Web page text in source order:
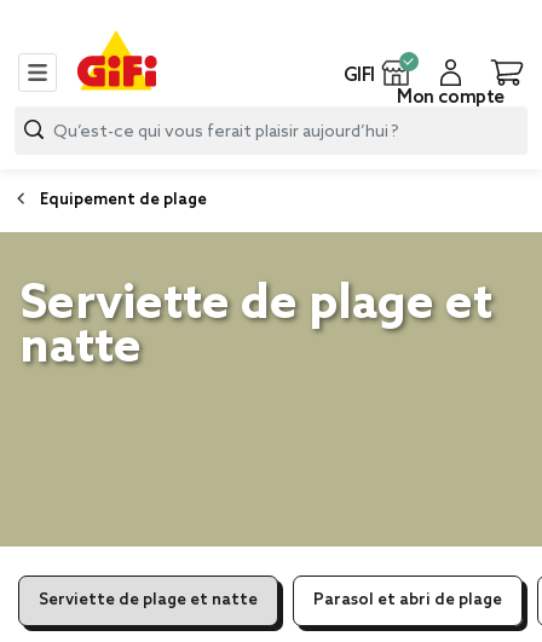
GIFI
Mon compte
Equipement de plage
Serviette de plage et
natte
Serviette de plage et natte Parasol et abri de plage